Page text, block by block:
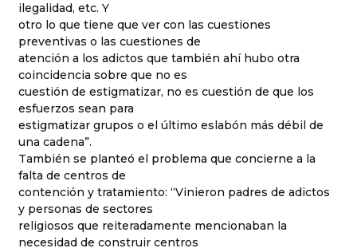
ilegalidad, etc. Y
otro lo que tiene que ver con las cuestiones
preventivas o las cuestiones de
atención a los adictos que también ahí hubo otra
coincidencia sobre que no es
cuestión de estigmatizar, no es cuestión de que los
esfuerzos sean para
estigmatizar grupos o el último eslabón más débil de
una cadena”.
También se planteó el problema que concierne a la
falta de centros de
contención y tratamiento: “Vinieron padres de adictos
y personas de sectores
religiosos que reiteradamente mencionaban la
necesidad de construir centros